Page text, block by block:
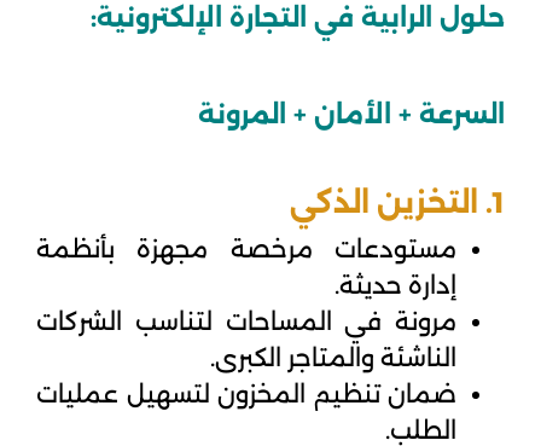
حلول الرابية في التجارة الإلكترونية:
السرعة + الأمان + المرونة
1. التخزين الذكي
مستودعات مرخصة مجهزة بأنظمة
إدارة حديثة.
مرونة في المساحات لتناسب الشركات
الناشئة والمتاجر الكبرى.
ضمان تنظيم المخزون لتسهيل عمليات
الطلب.